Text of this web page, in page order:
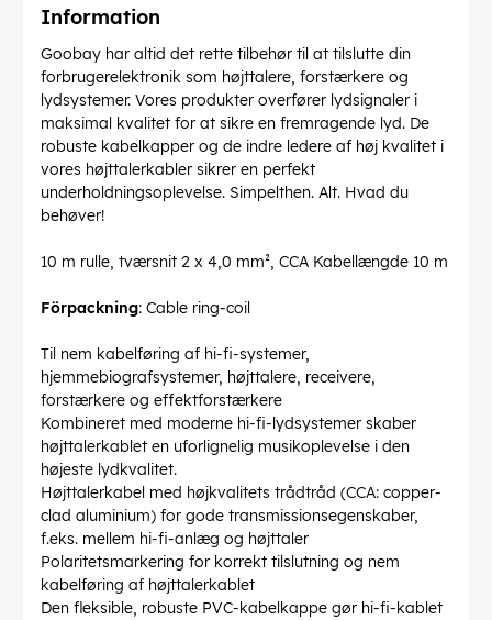
Information
Goobay har altid det rette tilbehør til at tilslutte din
forbrugerelektronik som højttalere, forstærkere og
lydsystemer. Vores produkter overfører lydsignaler i
maksimal kvalitet for at sikre en fremragende lyd. De
robuste kabelkapper og de indre ledere af høj kvalitet i
vores højttalerkabler sikrer en perfekt
underholdningsoplevelse. Simpelthen. Alt. Hvad du
behøver!
10 m rulle, tværsnit 2 x 4,0 mm², CCA Kabellængde 10 m
Förpackning: Cable ring-coil
Til nem kabelføring af hi-fi-systemer,
hjemmebiografsystemer, højttalere, receivere,
forstærkere og effektforstærkere
Kombineret med moderne hi-fi-lydsystemer skaber
højttalerkablet en uforlignelig musikoplevelse i den
højeste lydkvalitet.
Højttalerkabel med højkvalitets trådtråd (CCA: copper-
clad aluminium) for gode transmissionsegenskaber,
f.eks. mellem hi-fi-anlæg og højttaler
Polaritetsmarkering for korrekt tilslutning og nem
kabelføring af højttalerkablet
Den fleksible, robuste PVC-kabelkappe gør hi-fi-kablet